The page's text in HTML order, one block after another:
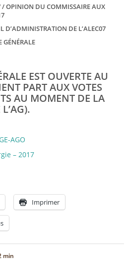
/ OPINION DU COMMISSAIRE AUX
D’ADMINISTRATION DE L’ALEC07
GÉNÉRALE
EST OUVERTE AU
PART AUX VOTES
AU MOMENT DE LA
AGO
– 2017
Imprimer
min